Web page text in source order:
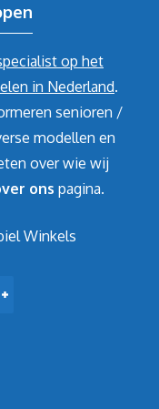
op het
in Nederland.
senioren /
modellen en
over wie wij
ons pagina.
Winkels